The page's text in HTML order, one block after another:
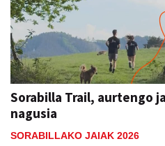
Sorabilla Trail, aurtengo
nagusia
SORABILLAKO JAIAK 2026